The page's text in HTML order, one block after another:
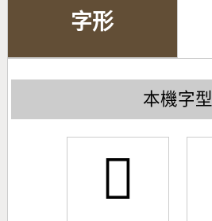
字形
本機字型
󰁀